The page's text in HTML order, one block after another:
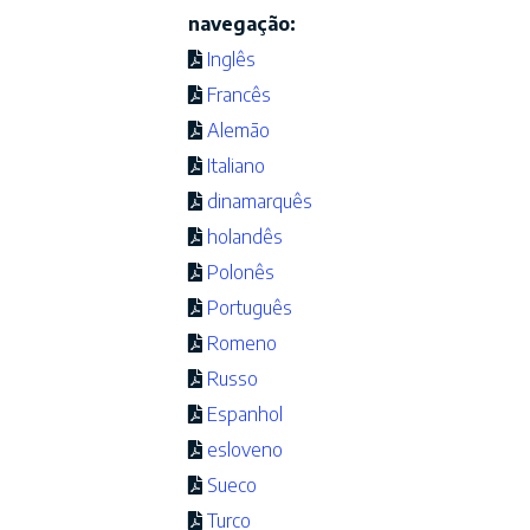
navegação:
Inglês
Francês
Alemão
Italiano
dinamarquês
holandês
Polonês
Português
Romeno
Russo
Espanhol
esloveno
Sueco
Turco